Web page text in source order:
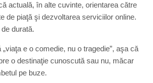
actuală, în alte cuvinte, orientarea către
de piaţă şi dezvol­tarea serviciilor online.
durată.
e o comedie, nu o tragedie”, aşa că
o destinaţie cunoscută sau nu, măcar
pe buze.